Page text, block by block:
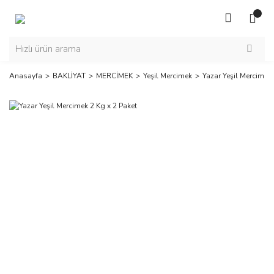
Anasayfa BAKLİYAT MERCİMEK Yeşil Mercimek Yazar Yeşil